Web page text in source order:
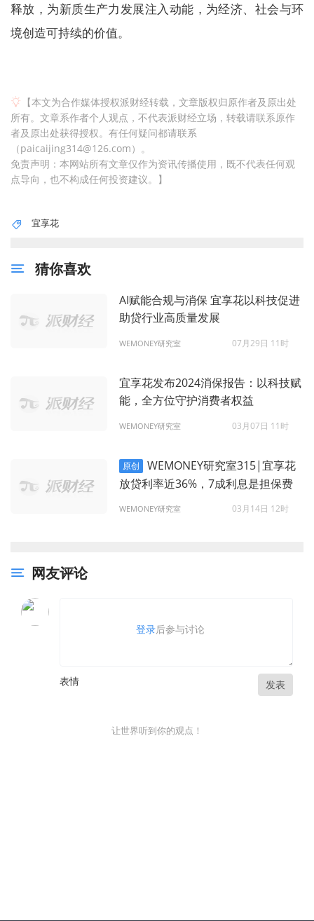
释放，为新质生产力发展注入动能，为经济、社会与环
境创造可持续的价值。
【本文为合作媒体授权派财经转载，文章版权归原作者及原出处
所有。文章系作者个人观点，不代表派财经立场，转载请联系原作
者及原出处获得授权。有任何疑问都请联系
（paicaijing314@126.com）。
免责声明：本网站所有文章仅作为资讯传播使用，既不代表任何观
点导向，也不构成任何投资建议。】
宜享花
猜你喜欢
AI赋能合规与消保 宜享花以科技促进
助贷行业高质量发展
WEMONEY研究室 07月29日 11时
宜享花发布2024消保报告：以科技赋
能，全方位守护消费者权益
WEMONEY研究室 03月07日 11时
原创
WEMONEY研究室315|宜享花
放贷利率近36%，7成利息是担保费
WEMONEY研究室 03月14日 12时
网友评论
登录后参与讨论
表情 发表
让世界听到你的观点！